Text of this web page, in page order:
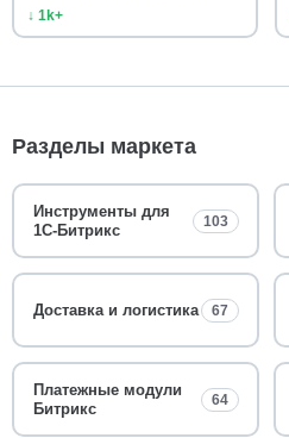
↓ 1k+
Разделы маркета
Инструменты для
1С-Битрикс
103
Доставка и логистика 67
Платежные модули
Битрикс
64